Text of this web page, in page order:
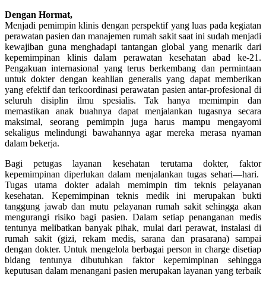
Dengan Hormat,
Menjadi pemimpin klinis dengan perspektif yang luas pada kegiatan
perawatan pasien dan manajemen rumah sakit saat ini sudah menjadi
kewajiban guna menghadapi tantangan global yang menarik dari
kepemimpinan klinis dalam perawatan kesehatan abad ke-21.
Pengakuan internasional yang terus berkembang dan permintaan
untuk dokter dengan keahlian generalis yang dapat memberikan
yang efektif dan terkoordinasi perawatan pasien antar-profesional di
seluruh disiplin ilmu spesialis. Tak hanya memimpin dan
memastikan anak buahnya dapat menjalankan tugasnya secara
maksimal, seorang pemimpin juga harus mampu mengayomi
sekaligus melindungi bawahannya agar mereka merasa nyaman
dalam bekerja.
Bagi petugas layanan kesehatan terutama dokter, faktor
kepemimpinan diperlukan dalam menjalankan tugas sehari—hari.
Tugas utama dokter adalah memimpin tim teknis pelayanan
kesehatan. Kepemimpinan teknis medik ini merupakan bukti
tanggung jawab dan mutu pelayanan rumah sakit sehingga akan
mengurangi risiko bagi pasien. Dalam setiap penanganan medis
tentunya melibatkan banyak pihak, mulai dari perawat, instalasi di
rumah sakit (gizi, rekam medis, sarana dan prasarana) sampai
dengan dokter. Untuk mengelola berbagai person in charge disetiap
bidang tentunya dibutuhkan faktor kepemimpinan sehingga
keputusan dalam menangani pasien merupakan layanan yang terbaik